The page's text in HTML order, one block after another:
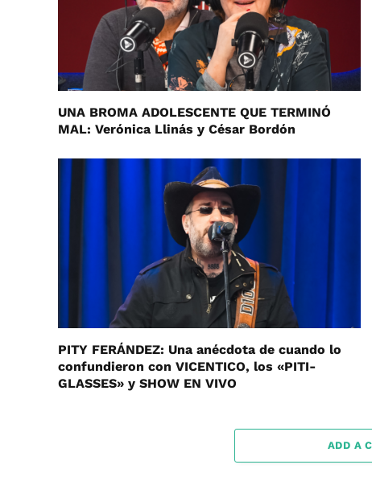
UNA BROMA ADOLESCENTE QUE TERMINÓ
MAL: Verónica Llinás y César Bordón
PITY FERÁNDEZ: Una anécdota de cuando lo
confundieron con VICENTICO, los «PITI-
GLASSES» y SHOW EN VIVO
ADD A